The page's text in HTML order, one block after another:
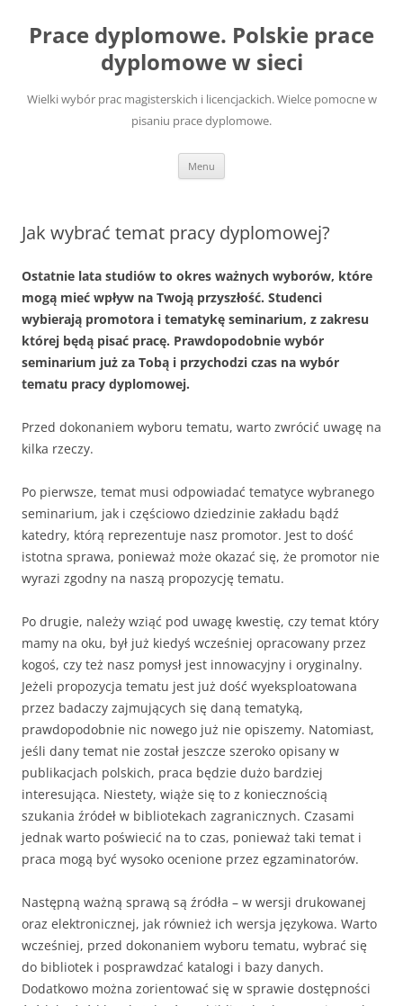
treści
Prace dyplomowe. Polskie prace
dyplomowe w sieci
Wielki wybór prac magisterskich i licencjackich. Wielce pomocne w
pisaniu prace dyplomowe.
Menu
Jak wybrać temat pracy dyplomowej?
Ostatnie lata studiów to okres ważnych wyborów, które
mogą mieć wpływ na Twoją przyszłość. Studenci
wybierają promotora i tematykę seminarium, z zakresu
której będą pisać pracę. Prawdopodobnie wybór
seminarium już za Tobą i przychodzi czas na wybór
tematu pracy dyplomowej.
Przed dokonaniem wyboru tematu, warto zwrócić uwagę na
kilka rzeczy.
Po pierwsze, temat musi odpowiadać tematyce wybranego
seminarium, jak i częściowo dziedzinie zakładu bądź
katedry, którą reprezentuje nasz promotor. Jest to dość
istotna sprawa, ponieważ może okazać się, że promotor nie
wyrazi zgodny na naszą propozycję tematu.
Po drugie, należy wziąć pod uwagę kwestię, czy temat który
mamy na oku, był już kiedyś wcześniej opracowany przez
kogoś, czy też nasz pomysł jest innowacyjny i oryginalny.
Jeżeli propozycja tematu jest już dość wyeksploatowana
przez badaczy zajmujących się daną tematyką,
prawdopodobnie nic nowego już nie opiszemy. Natomiast,
jeśli dany temat nie został jeszcze szeroko opisany w
publikacjach polskich, praca będzie dużo bardziej
interesująca. Niestety, wiąże się to z koniecznością
szukania źródeł w bibliotekach zagranicznych. Czasami
jednak warto poświecić na to czas, ponieważ taki temat i
praca mogą być wysoko ocenione przez egzaminatorów.
Następną ważną sprawą są źródła – w wersji drukowanej
oraz elektronicznej, jak również ich wersja językowa. Warto
wcześniej, przed dokonaniem wyboru tematu, wybrać się
do bibliotek i posprawdzać katalogi i bazy danych.
Dodatkowo można zorientować się w sprawie dostępności